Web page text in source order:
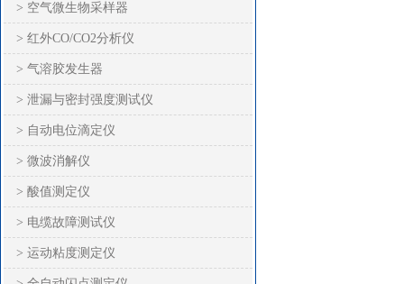
> 空气微生物采样器
> 红外CO/CO2分析仪
> 气溶胶发生器
> 泄漏与密封强度测试仪
> 自动电位滴定仪
> 微波消解仪
> 酸值测定仪
> 电缆故障测试仪
> 运动粘度测定仪